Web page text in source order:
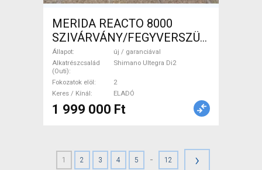
MERIDA REACTO 8000
SZIVÁRVÁNY/FEGYVERSZÜRKE
(EZÜST) S,M Országúti
Shimano Ultegra Di2 tárcsafék
új / garanciával ELADÓ
Állapot
új / garanciával
Alkatrészcsalád
(Outi)
Shimano Ultegra Di2
Fokozatok elöl
2
Keres / Kínál
ELADÓ
1 999 000 Ft
1 2 3 4 5 - 12 ›